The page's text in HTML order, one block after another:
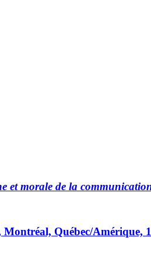
et morale de la
Montréal, Québec/Amérique,